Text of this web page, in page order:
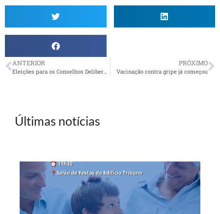
ANTERIOR PRÓXIMO
Vacinação contra gripe já começou
Últimas notícias